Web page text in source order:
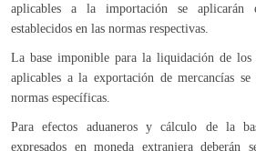
aplicables a la importación se
establecidos en las normas respectivas.
La base imponible para la liquidación de los
aplicables a la exportación de mercancías
normas específicas.
Para efectos aduaneros y cálculo de la
expresados en moneda extranjera deberán